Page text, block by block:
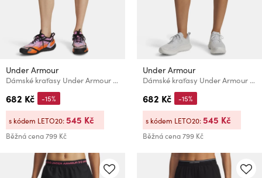
Under Armour
Dámské kraťasy Under Armour Tech Play Up Shorts
682 Kč
Běžná cena799 Kč
-15%
s kódem LETO20:545 Kč
Under Armour
Dámské kraťasy Under Armour UA Fly By 3'' Shorts
682 Kč
Běžná cena799 Kč
-15%
s kódem LETO20:545 Kč